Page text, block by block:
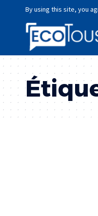
By using this site, you